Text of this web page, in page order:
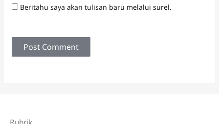
Beritahu saya akan tulisan baru melalui surel.
Rubrik